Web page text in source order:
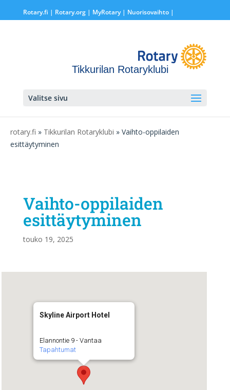
Rotary.fi | Rotary.org| MyRotary | Nuorisovaihto|
Tikkurilan Rotaryklubi
Valitse sivu
rotary.fi » Tikkurilan Rotaryklubi » Vaihto-oppilaiden
esittäytyminen
Vaihto-oppilaiden
esittäytyminen
touko 19, 2025
Skyline Airport Hotel
Elannontie 9 - Vantaa
Tapahtumat